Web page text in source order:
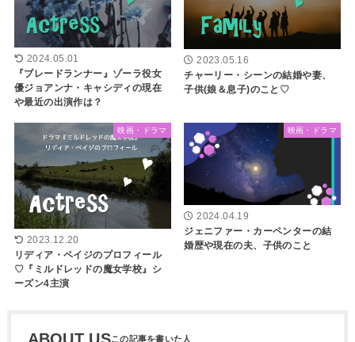
2024.05.01
『ブレードランナー』ゾーラ役女
優ジョアンナ・キャシディの現在
や最近の出演作は？
2023.05.16
チャーリー・シーンの結婚や妻、
子供(娘＆息子)のこと♡
映画・ドラマ
2023.12.20
リディア・ペイジのプロフィール
♡『ミルドレッドの魔女学校』シ
ーズン4主演
映画・ドラマ
2024.04.19
ジェニファー・カーペンターの結
婚歴や現在の夫、子供のこと
ABOUT US